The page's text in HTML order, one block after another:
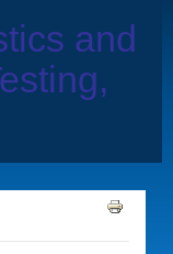
and